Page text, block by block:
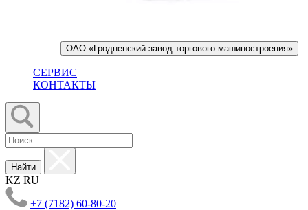
ОАО «Гродненский завод торгового машиностроения»
СЕРВИС
КОНТАКТЫ
Найти
KZ RU
+7 (7182) 60-80-20